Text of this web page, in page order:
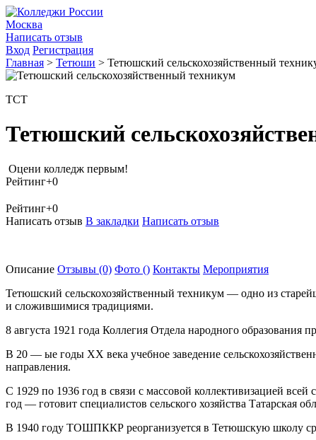
Москва
Написать отзыв
Вход Регистрация
Главная > Тетюши > Тетюшский сельскохозяйственный
ТСТ
Тетюшский
Оцени колледж первым!
Рейтинг+0
Рейтинг+0
Написать отзыв В закладки Написать отзыв
Описание Отзывы (0) Фото () Контакты Мероприятия
Тетюшский сельскохозяйственный техникум — одно из
и сложившимися традициями.
8 августа 1921 года Коллегия Отдела народного
В 20 — ые годы ХХ века учебное заведение
направления.
С 1929 по 1936 год в связи с массовой коллективизацией
год — готовит специалистов сельского хозяйства Татарская
В 1940 году ТОШПККР реорганизуется в Тетюшскую школу